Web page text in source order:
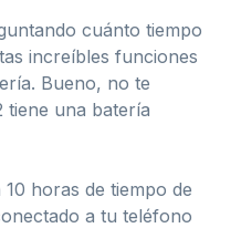
cuánto tiempo
increíbles funciones
Bueno, no te
tiene una batería
horas de tiempo de
a tu teléfono